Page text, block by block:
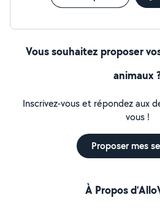
Vous souhaitez proposer
animaux
Inscrivez-vous et répondez aux
vous !
Proposer mes
À Propos